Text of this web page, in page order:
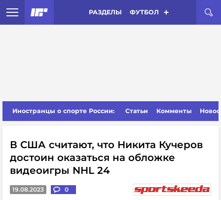
РАЗДЕЛЫ ФУТБОЛ
Иностранцы о спорте России: Статьи Комменты
В США считают, что Никита Кучеров
достоин оказаться на обложке
видеоигры NHL 24
19.08.2023 0